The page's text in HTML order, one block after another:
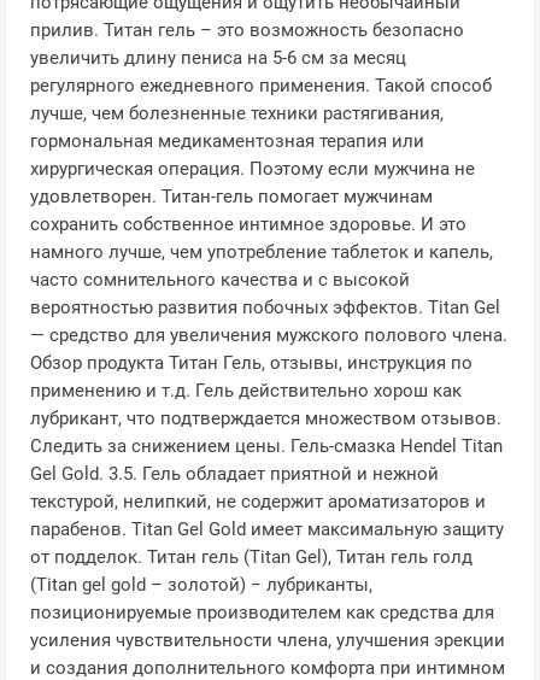
прилив. Титан гель – это возможность безопасно
увеличить длину пениса на 5-6 см за месяц
регулярного ежедневного применения. Такой способ
лучше, чем болезненные техники растягивания,
гормональная медикаментозная терапия или
хирургическая операция. Поэтому если мужчина не
удовлетворен. Титан-гель помогает мужчинам
сохранить собственное интимное здоровье. И это
намного лучше, чем употребление таблеток и капель,
часто сомнительного качества и с высокой
вероятностью развития побочных эффектов. Titan Gel
— средство для увеличения мужского полового члена.
Обзор продукта Титан Гель, отзывы, инструкция по
применению и т.д. Гель действительно хорош как
лубрикант, что подтверждается множеством отзывов.
Следить за снижением цены. Гель-смазка Hendel Titan
Gel Gold. 3.5. Гель обладает приятной и нежной
текстурой, нелипкий, не содержит ароматизаторов и
парабенов. Titan Gel Gold имеет максимальную защиту
от подделок. Титан гель (Titan Gel), Титан гель голд
(Titan gel gold – золотой) − лубриканты,
позиционируемые производителем как средства для
усиления чувствительности члена, улучшения эрекции
и создания дополнительного комфорта при интимном